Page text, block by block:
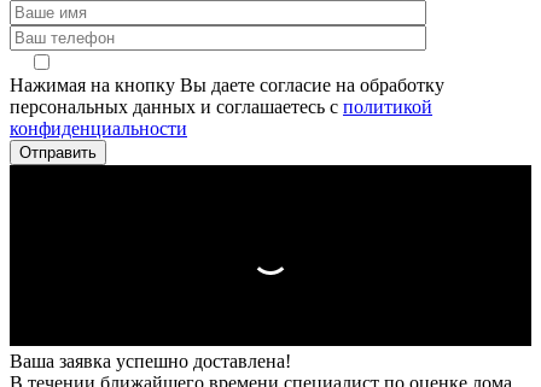
Нажимая на кнопку Вы даете согласие на обработку
персональных данных и соглашаетесь с политикой
конфиденциальности
Ваша заявка успешно доставлена!
В течении ближайшего времени специалист по оценке лома